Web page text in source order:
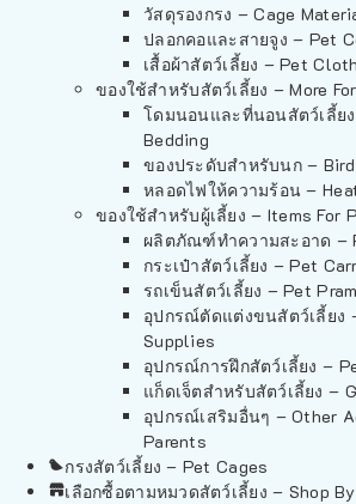
วัสดุรองกรง – Cage
ปลอกคอและสายจูง – Pet
เสื้อผ้าสัตว์เลี้ยง – Pet
ของใช้สำหรับสัตว์เลี้ยง – More
โดมนอนและที่นอนสัตว์เลี้ย
Bedding
ของประดับสำหรับนก –
หลอดไฟให้ความร้อน –
ของใช้สำหรับผู้เลี้ยง – Items For
ผลิตภัณฑ์ทำความสะอาด –
กระเป๋าสัตว์เลี้ยง – Pet
รถเข็นสัตว์เลี้ยง – Pet
อุปกรณ์ตัดแต่งขนสัตว์เลี้ยง
Supplies
อุปกรณ์การฝึกสัตว์เลี้ยง –
แก็ดเจ็ตสำหรับสัตว์เลี้ยง –
อุปกรณ์เสริมอื่นๆ – Other
Parents
กรงสัตว์เลี้ยง – Pet Cages
เลือกซื้อตามหมวดสัตว์เลี้ยง – Shop